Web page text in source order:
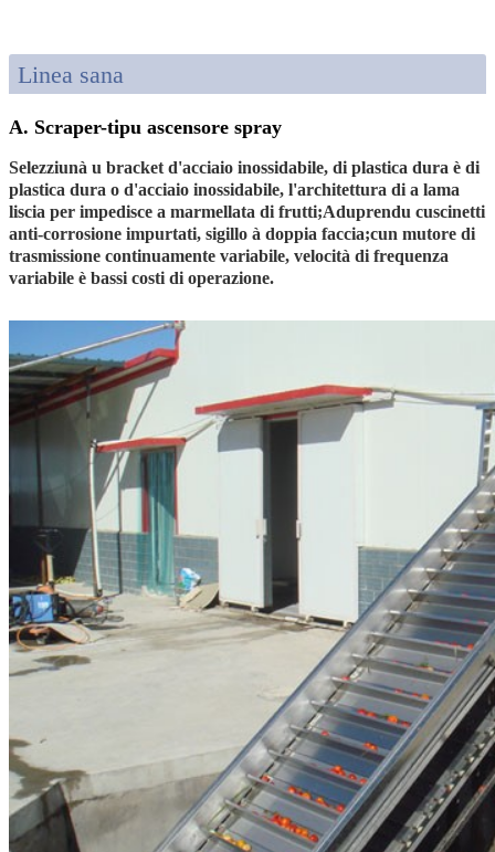
Linea sana
A. Scraper-tipu ascensore spray
Selezziunà u bracket d'acciaio inossidabile, di plastica dura è di
plastica dura o d'acciaio inossidabile, l'architettura di a lama
liscia per impedisce a marmellata di frutti;Aduprendu cuscinetti
anti-corrosione impurtati, sigillo à doppia faccia;cun mutore di
trasmissione continuamente variabile, velocità di frequenza
variabile è bassi costi di operazione.